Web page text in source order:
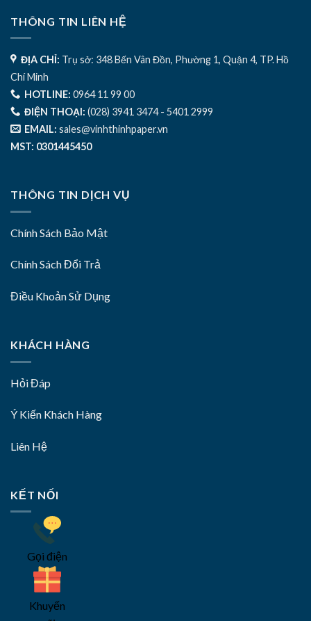
THÔNG TIN LIÊN HỆ
ĐỊA CHỈ: Trụ sở: 348 Bến Vân Đồn, Phường 1, Quận 4, TP. Hồ
Chí Minh
HOTLINE: 0964 11 99 00
ĐIỆN THOẠI: (028) 3941 3474 - 5401 2999
EMAIL: sales@vinhthinhpaper.vn
MST: 0301445450
THÔNG TIN DỊCH VỤ
Chính Sách Bảo Mật
Chính Sách Đổi Trả
Điều Khoản Sử Dụng
KHÁCH HÀNG
Hỏi Đáp
Ý Kiến Khách Hàng
Liên Hệ
KẾT NỐI
Gọi điện
Khuyến